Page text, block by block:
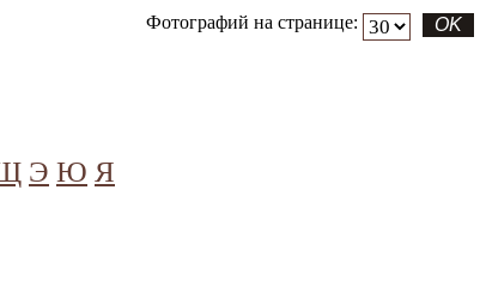
Фотографий на странице:
Э Ю Я